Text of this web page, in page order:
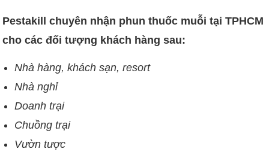
Pestakill chuyên nhận phun thuốc muỗi tại TPHCM
cho các đối tượng khách hàng sau:
Nhà hàng, khách sạn, resort
Nhà nghỉ
Doanh trại
Chuồng trại
Vườn tược